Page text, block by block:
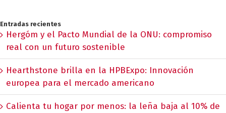
Entradas recientes
Hergóm y el Pacto Mundial de la ONU: compromiso
real con un futuro sostenible
Hearthstone brilla en la HPBExpo: Innovación
europea para el mercado americano
Calienta tu hogar por menos: la leña baja al 10% de